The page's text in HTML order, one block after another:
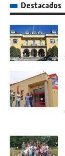
Destacados